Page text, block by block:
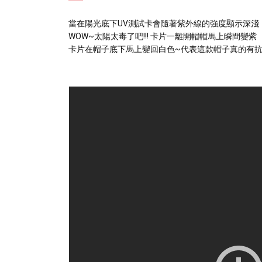
當在陽光底下UV測試卡會隨著紫外線的強度顯示深淺
WOW~太陽太毒了吧!!! 卡片一離開帽帽馬上瞬間變紫
卡片在帽子底下馬上變回白色~代表這款帽子真的有